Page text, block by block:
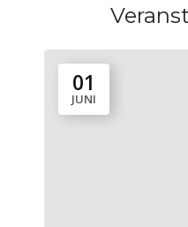
01
JUNI